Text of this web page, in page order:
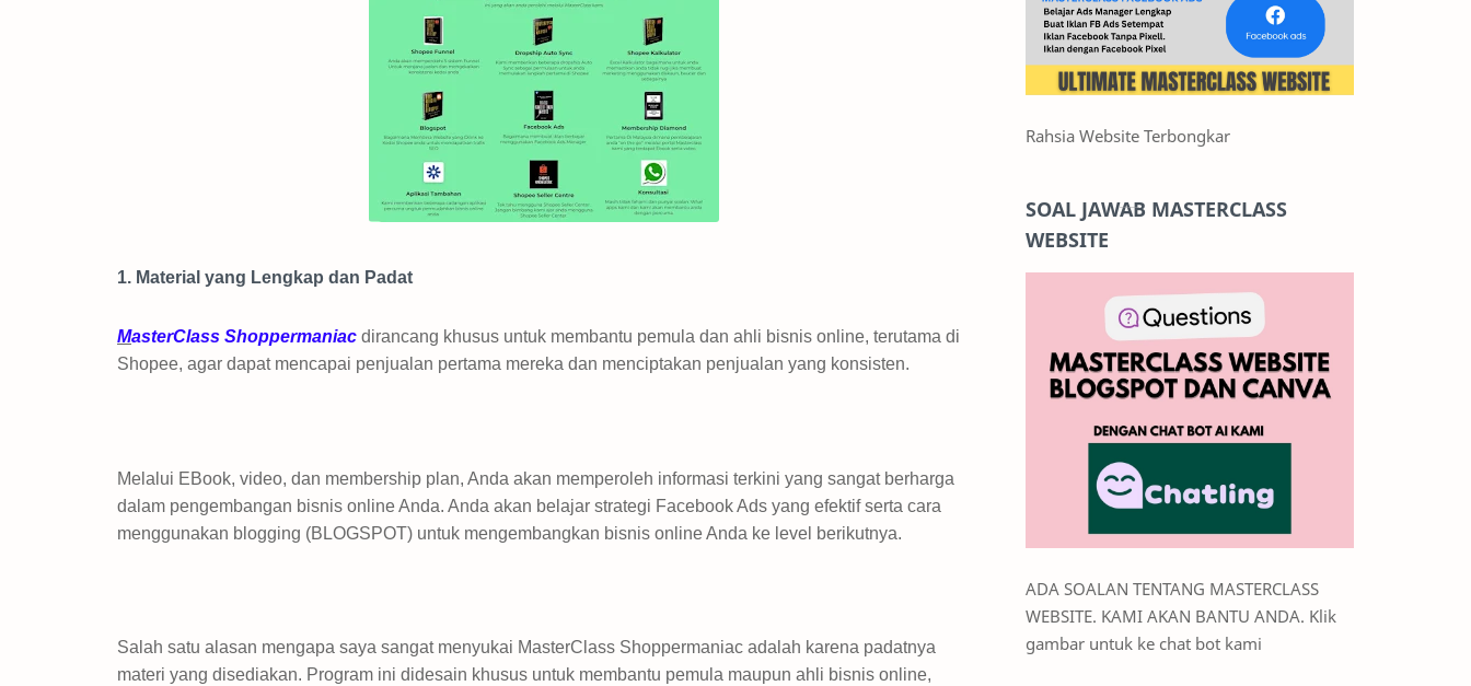
1. Material yang Lengkap dan Padat
MasterClass Shoppermaniac dirancang khusus untuk membantu pemula dan ahli bisnis online, terutama di
Shopee, agar dapat mencapai penjualan pertama mereka dan menciptakan penjualan yang konsisten.
Melalui EBook, video, dan membership plan, Anda akan memperoleh informasi terkini yang sangat berharga
dalam pengembangan bisnis online Anda. Anda akan belajar strategi Facebook Ads yang efektif serta cara
menggunakan blogging (BLOGSPOT) untuk mengembangkan bisnis online Anda ke level berikutnya.
Salah satu alasan mengapa saya sangat menyukai MasterClass Shoppermaniac adalah karena padatnya
materi yang disediakan. Program ini didesain khusus untuk membantu pemula maupun ahli bisnis online,
Rahsia Website Terbongkar
SOAL JAWAB MASTERCLASS
WEBSITE
ADA SOALAN TENTANG MASTERCLASS
WEBSITE. KAMI AKAN BANTU ANDA. Klik
gambar untuk ke chat bot kami